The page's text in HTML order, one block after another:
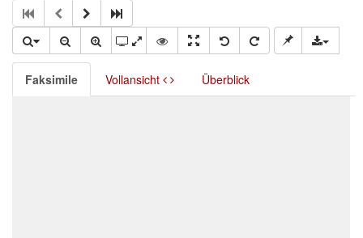
Faksimile Vollansicht Überblick